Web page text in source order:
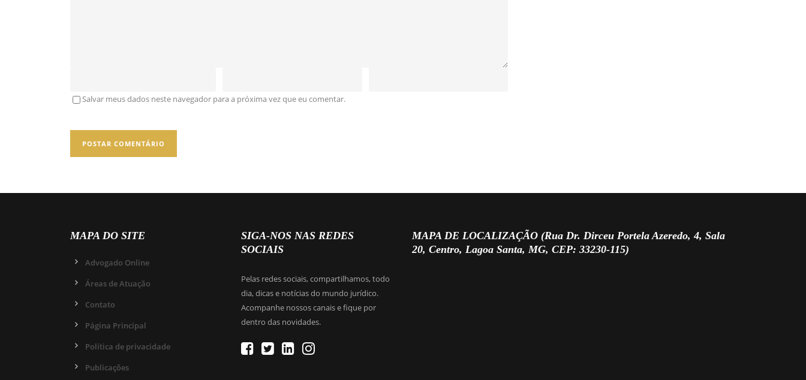
Salvar meus dados neste navegador para a próxima vez que eu comentar.
MAPA DO SITE
Advogado Online
Áreas de Atuação
Contato
Página Principal
Política de privacidade
Publicações
SIGA-NOS NAS REDES
SOCIAIS
Pelas redes sociais, compartilhamos, todo
dia, dicas e notícias do mundo jurídico.
Acompanhe nossos canais e fique por
dentro das novidades.
MAPA DE LOCALIZAÇÃO (Rua Dr. Dirceu Portela Azeredo, 4, Sala
20, Centro, Lagoa Santa, MG, CEP: 33230-115)